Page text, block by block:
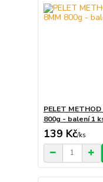
PELET
800g - balení 1
139 Kč/ks